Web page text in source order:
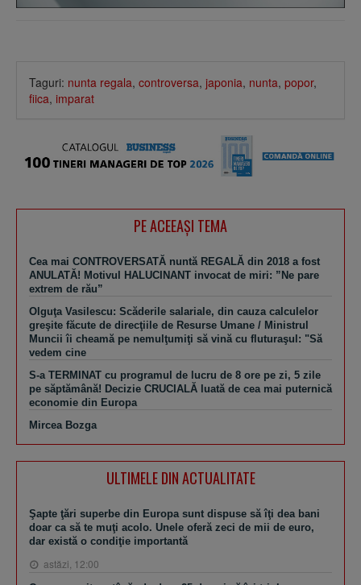
Taguri: nunta regala, controversa, japonia, nunta, popor,
fiica, imparat
PE ACEEAŞI TEMA
Cea mai CONTROVERSATĂ nuntă REGALĂ din 2018 a fost
ANULATĂ! Motivul HALUCINANT invocat de miri: ”Ne pare
extrem de rău”
Olguţa Vasilescu: Scăderile salariale, din cauza calculelor
greşite făcute de direcţiile de Resurse Umane / Ministrul
Muncii îi cheamă pe nemulţumiţi să vină cu fluturaşul: "Să
vedem cine
S-a TERMINAT cu programul de lucru de 8 ore pe zi, 5 zile
pe săptămână! Decizie CRUCIALĂ luată de cea mai puternică
economie din Europa
Mircea Bozga
ULTIMELE DIN ACTUALITATE
Şapte ţări superbe din Europa sunt dispuse să îţi dea bani
doar ca să te muţi acolo. Unele oferă zeci de mii de euro,
dar există o condiţie importantă
astăzi, 12:00